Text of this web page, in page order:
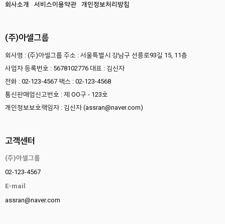
회사소개 서비스이용약관 개인정보처리방침
(주)아셀그룹
회사명 : (주)아셀그룹 주소 : 서울특별시 강남구 선릉로93길 15, 11층
사업자 등록번호 : 5678102776 대표 : 김신자
전화 : 02-123-4567 팩스 : 02-123-4568
통신판매업신고번호 : 제 OO구 - 123호
개인정보보호책임자 : 김신자 (assran@naver.com)
고객센터
(주)아셀그룹
02-123-4567
E-mail
assran@naver.com